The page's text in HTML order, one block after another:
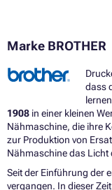
Marke BROTHER
dass
1908 in einer kleinen
Nähmaschine, die ihre
zur Produktion von
Nähmaschine das Licht
Seit der Einführung der
vergangen. In dieser